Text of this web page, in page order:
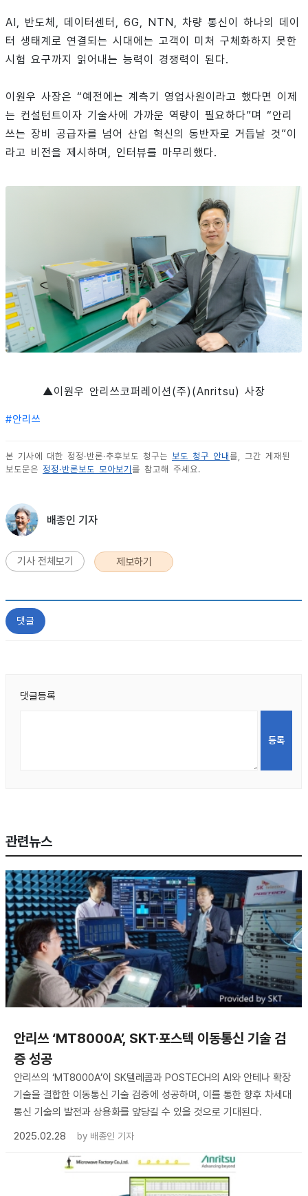
AI, 반도체, 데이터센터, 6G, NTN, 차량 통신이 하나의 데이
터 생태계로 연결되는 시대에는 고객이 미처 구체화하지 못한
시험 요구까지 읽어내는 능력이 경쟁력이 된다.
이원우 사장은 “예전에는 계측기 영업사원이라고 했다면 이제
는 컨설턴트이자 기술사에 가까운 역량이 필요하다”며 “안리
쓰는 장비 공급자를 넘어 산업 혁신의 동반자로 거듭날 것”이
라고 비전을 제시하며, 인터뷰를 마무리했다.
▲이원우 안리쓰코퍼레이션(주)(Anritsu) 사장
#안리쓰
본 기사에 대한 정정·반론·추후보도 청구는 보도 청구 안내 를, 그간 게재된
보도문은 정정·반론보도 모아보기 를 참고해 주세요.
배종인 기자
기사 전체보기 제보하기
댓글
댓글등록
관련뉴스
안리쓰 ‘MT8000A’, SKT·포스텍 이동통신 기술 검
증 성공
안리쓰의 ‘MT8000A’이 SK텔레콤과 POSTECH의 AI와 안테나 확장
기술을 결합한 이동통신 기술 검증에 성공하며, 이를 통한 향후 차세대
통신 기술의 발전과 상용화를 앞당길 수 있을 것으로 기대된다.
2025.02.28
by 배종인 기자